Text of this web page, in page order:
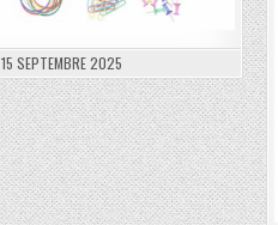
15 SEPTEMBRE 2025